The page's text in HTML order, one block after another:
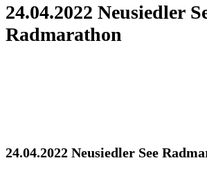
24.04.2022 Neusiedler
Radmarathon
24.04.2022 Neusiedler See